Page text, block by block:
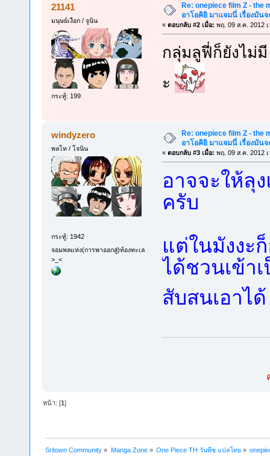
21141
มนุษย์เงือก / จูนิน
กระทู้: 199
Re: onepiece film Z - the
อาโอคิยิ มาแจมนี่ เรื่องมันจ
« ตอบกลับ #2 เมื่อ: พฤ. 09 ส.ค. 2012
กลุ่มลูฟี่ก็ยังไม่
ะ
windyzero
พลโท / โจนิน
กระทู้: 1942
จอมพลแห่ง(การพาออกสู่)ท้องทะเล
>_<
Re: onepiece film Z - the
อาโอคิยิ มาแจมนี่ เรื่องมันจ
« ตอบกลับ #3 เมื่อ: พฤ. 09 ส.ค. 2012
อาจจะให้ลุ
ครับ
แต่ในมังงะ
ได้ชวนเข้า
สับสนเอาไ
หน้า: [1]
Sritown Community » Manga Zone» One Piece TH วันพีช แปลไทย»